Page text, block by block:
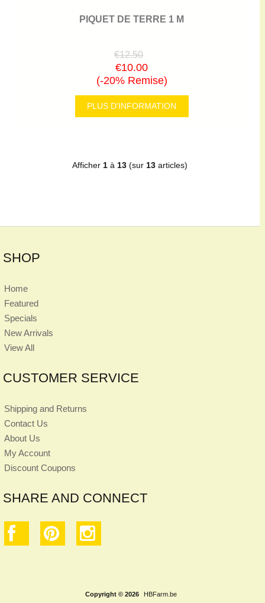
PIQUET DE TERRE 1 M
€12.50
€10.00
(-20% Remise)
PLUS D'INFORMATION
Afficher 1 à 13 (sur 13 articles)
SHOP
Home
Featured
Specials
New Arrivals
View All
CUSTOMER SERVICE
Shipping and Returns
Contact Us
About Us
My Account
Discount Coupons
SHARE AND CONNECT
Copyright © 2026 HBFarm.be